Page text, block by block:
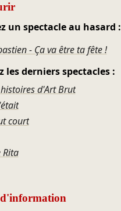
un spectacle au hasard :
- Ça va être ta fête !
les derniers spectacles :
d'Art Brut
court